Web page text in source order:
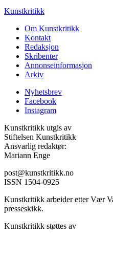
Kunstkritikk
Om Kunstkritikk
Kontakt
Redaksjon
Skribenter
Annonseinformasjon
Arkiv
Nyhetsbrev
Facebook
Instagram
Kunstkritikk utgis av
Stiftelsen Kunstkritikk
Ansvarlig redaktør:
Mariann Enge
post@kunstkritikk.no
ISSN 1504-0925
Kunstkritikk arbeider etter Vær
presseskikk.
Kunstkritikk støttes av